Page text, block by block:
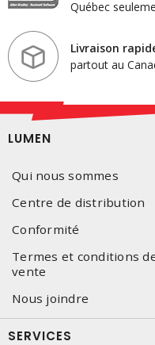
Québec
Livraison
partout au
LUMEN
Qui nous sommes
Centre de distribution
Conformité
Termes et conditions
vente
Nous joindre
SERVICES